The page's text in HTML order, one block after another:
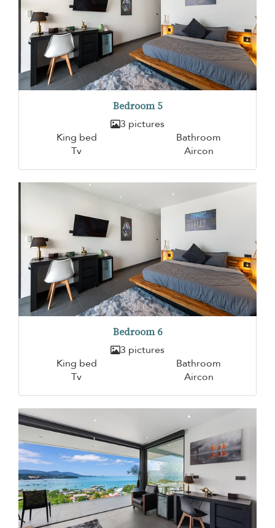
Bedroom 5
3 pictures
King bed
Bathroom
Tv
Aircon
Bedroom 6
3 pictures
King bed
Bathroom
Tv
Aircon